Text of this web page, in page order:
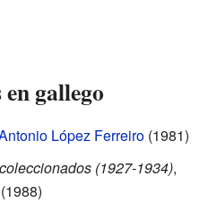
gallego
López Ferreiro (1981)
(1927-1934),
(1988)